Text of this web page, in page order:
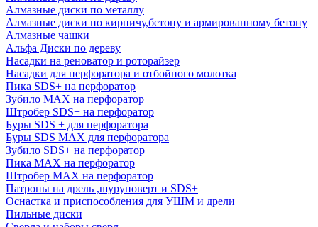
Алмазные диски по металлу
Алмазные диски по кирпичу,бетону и армированному бетону
Алмазные чашки
Альфа Диски по дереву
Насадки на реноватор и роторайзер
Насадки для перфоратора и отбойного молотка
Пика SDS+ на перфоратор
Зубило MAX на перфоратор
Штробер SDS+ на перфоратор
Буры SDS + для перфоратора
Буры SDS MAX для перфоратора
Зубило SDS+ на перфоратор
Пика MAX на перфоратор
Штробер MAX на перфоратор
Патроны на дрель ,шуруповерт и SDS+
Оснастка и приспособления для УШМ и дрели
Пильные диски